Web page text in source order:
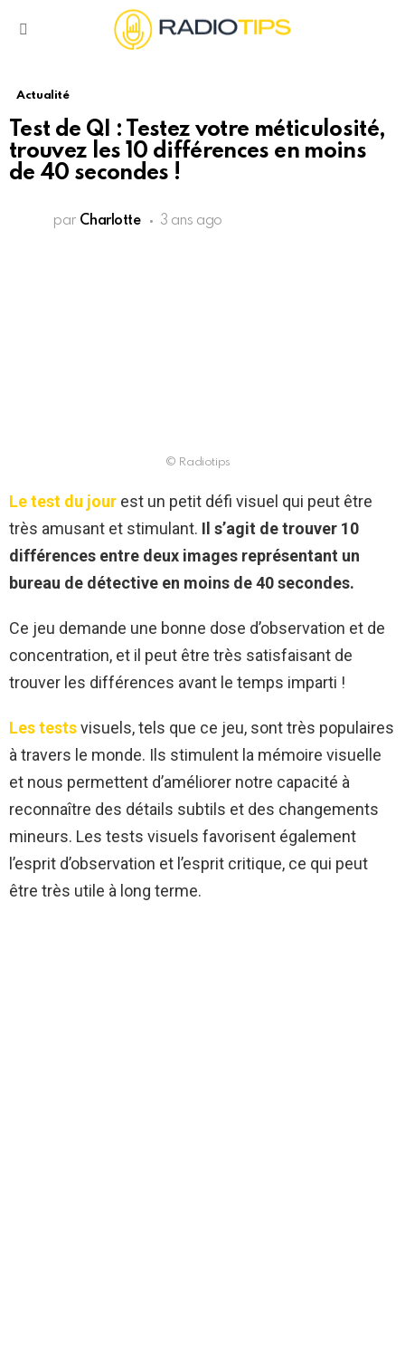
Actualité
Test de QI : Testez votre méticulosité,
trouvez les 10 différences en moins
de 40 secondes !
par Charlotte 3 ans ago
© Radiotips
Le test du jour est un petit défi visuel qui peut être
très amusant et stimulant. Il s’agit de trouver 10
différences entre deux images représentant un
bureau de détective en moins de 40 secondes.
Ce jeu demande une bonne dose d’observation et de
concentration, et il peut être très satisfaisant de
trouver les différences avant le temps imparti !
Les testsvisuels, tels que ce jeu, sont très populaires
à travers le monde. Ils stimulent la mémoire visuelle
et nous permettent d’améliorer notre capacité à
reconnaître des détails subtils et des changements
mineurs. Les tests visuels favorisent également
l’esprit d’observation et l’esprit critique, ce qui peut
être très utile à long terme.